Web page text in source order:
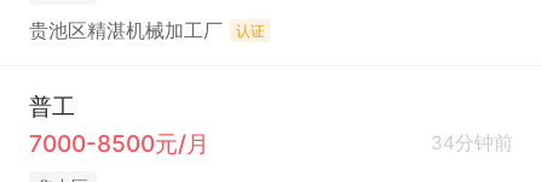
贵池区精湛机械加工厂 认证
普工
7000-8500元/月
34分钟前